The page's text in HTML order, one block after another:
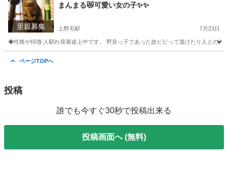
里親募集
まんまる😻可愛い女の子✨✨
上野毛駅 7月23日
◆性格や特徴 人馴れ発展途上中です。 野良っ子であった故ビビって逃げたり人との
ページTOPへ
投稿
誰でも今すぐ30秒で投稿出来る
投稿画面へ (無料)